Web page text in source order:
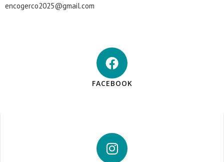
encogerco2025@gmail.com
FACEBOOK